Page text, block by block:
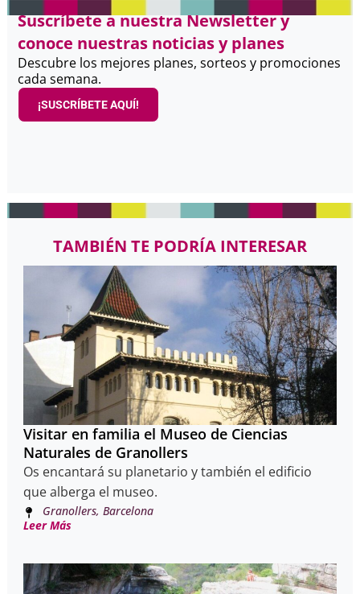
Suscríbete a nuestra Newsletter y
conoce nuestras noticias y planes
Descubre los mejores planes, sorteos y promociones
cada semana.
¡SUSCRÍBETE AQUÍ!
TAMBIÉN TE PODRÍA INTERESAR
Visitar en familia el Museo de Ciencias
Naturales de Granollers
Os encantará su planetario y también el edificio
que alberga el museo.
Granollers, Barcelona
Leer Más